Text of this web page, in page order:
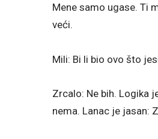
Mene samo ugase. Ti
veći.
Mili: Bi li bio ovo što
Zrcalo: Ne bih. Logika
nema. Lanac je jasan: